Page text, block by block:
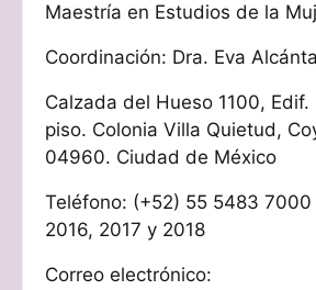
Maestría en Estudios de la
Coordinación: Dra. Eva
Calzada del Hueso 1100, Edif.
piso. Colonia Villa Quietud,
04960. Ciudad de México
Teléfono: (+52) 55 5483 7000
2016, 2017 y 2018
Correo electrónico: